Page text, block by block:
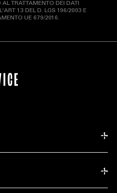
AL TRATTAMENTO DEI DATI
13 DEL D. LGS 196/2003 E
UE 679/2016.